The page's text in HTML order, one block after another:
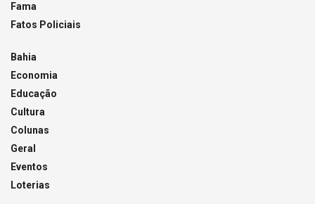
Fama
Fatos Policiais
Bahia
Economia
Educação
Cultura
Colunas
Geral
Eventos
Loterias